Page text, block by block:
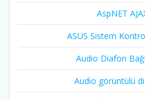
AspNET
ASUS Sistem
Audio Diafon
Audio görüntülü